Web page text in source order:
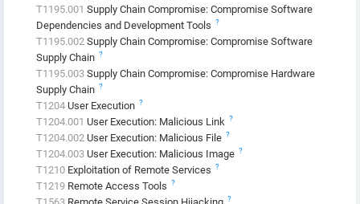
T1195.001 Supply Chain Compromise: Compromise Software
Dependencies and Development Tools ?
T1195.002 Supply Chain Compromise: Compromise Software
Supply Chain ?
T1195.003 Supply Chain Compromise: Compromise Hardware
Supply Chain ?
T1204 User Execution ?
T1204.001 User Execution: Malicious Link ?
T1204.002 User Execution: Malicious File ?
T1204.003 User Execution: Malicious Image ?
T1210 Exploitation of Remote Services ?
T1219 Remote Access Tools ?
?